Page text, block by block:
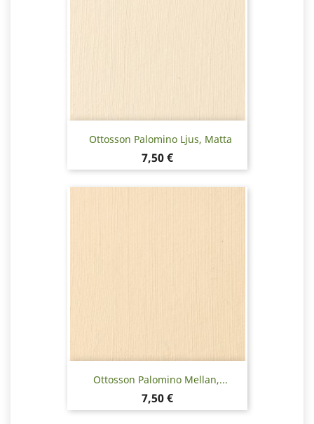
Ottosson Palomino Ljus, Matta
Hinta
7,50 €
Ottosson Palomino Mellan,...
Hinta
7,50 €